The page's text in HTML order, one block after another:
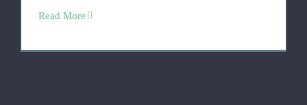
Read More